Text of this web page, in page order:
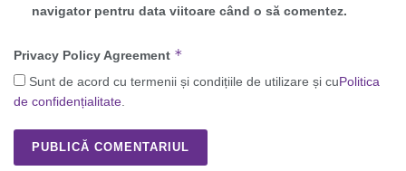
navigator pentru data viitoare când o să comentez.
Privacy Policy Agreement *
Sunt de acord cu termenii și condițiile de utilizare și cuPolitica
de confidențialitate.